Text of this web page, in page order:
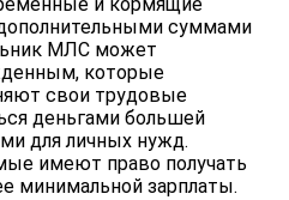
и кормящие
суммами
МЛС может
которые
свои трудовые
деньгами большей
для личных нужд.
имеют право получать
минимальной зарплаты.